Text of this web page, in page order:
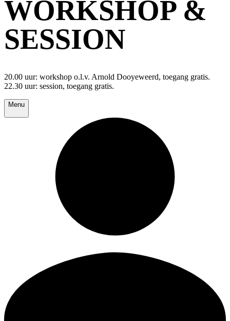
WORKSHOP &
SESSION
20.00 uur: workshop o.l.v. Arnold Dooyeweerd, toegang gratis.
22.30 uur: session, toegang gratis.
Menu